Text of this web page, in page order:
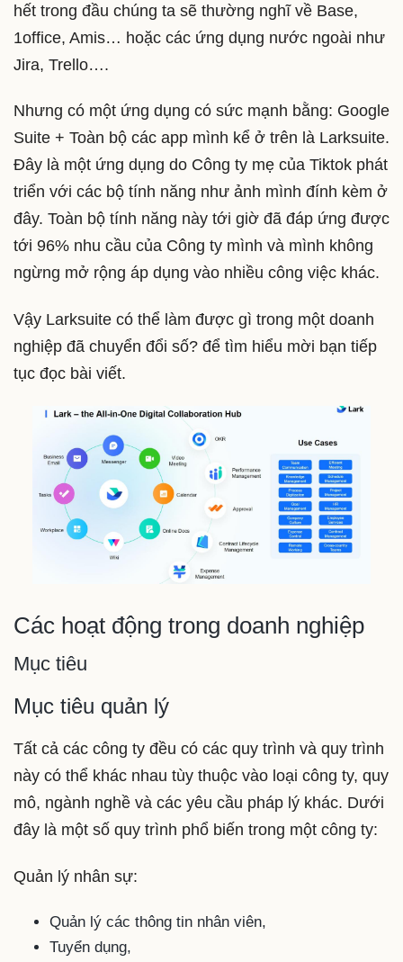
hết trong đầu chúng ta sẽ thường nghĩ về Base,
1office, Amis… hoặc các ứng dụng nước ngoài như
Jira, Trello….
Nhưng có một ứng dụng có sức mạnh bằng: Google
Suite + Toàn bộ các app mình kể ở trên là Larksuite.
Đây là một ứng dụng do Công ty mẹ của Tiktok phát
triển với các bộ tính năng như ảnh mình đính kèm ở
đây. Toàn bộ tính năng này tới giờ đã đáp ứng được
tới 96% nhu cầu của Công ty mình và mình không
ngừng mở rộng áp dụng vào nhiều công việc khác.
Vậy Larksuite có thể làm được gì trong một doanh
nghiệp đã chuyển đổi số? để tìm hiểu mời bạn tiếp
tục đọc bài viết.
Các hoạt động trong doanh nghiệp
Mục tiêu
Mục tiêu quản lý
Tất cả các công ty đều có các quy trình và quy trình
này có thể khác nhau tùy thuộc vào loại công ty, quy
mô, ngành nghề và các yêu cầu pháp lý khác. Dưới
đây là một số quy trình phổ biến trong một công ty:
Quản lý nhân sự:
Quản lý các thông tin nhân viên,
Tuyển dụng,